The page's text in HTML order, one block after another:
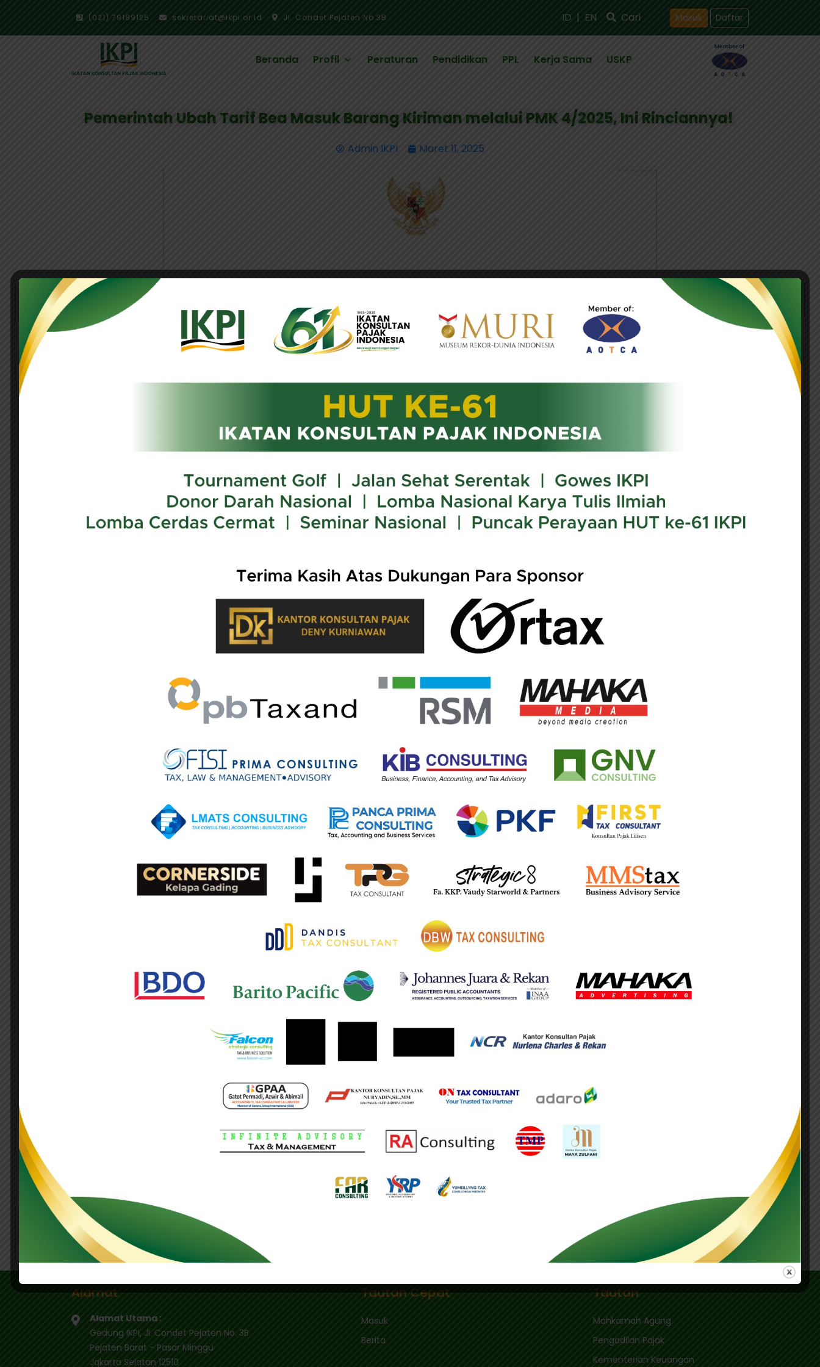
(021) 79189125 sekretariat@ikpi.or.id Jl. Condet Pejaten No.3B ID | EN Cari Masuk Daftar
Beranda Profil Peraturan Pendidikan PPL Kerja Sama USKP
Pemerintah Ubah Tarif Bea Masuk Barang Kiriman melalui PMK 4/2025, Ini Rinciannya!
Admin IKPI Maret 11, 2025
tarif most favored nation (MFN), sebagaimana diatur dalam PMK Nomor 96 Tahun 2023.
Sebelumnya, terdapat delapan jenis komoditas yang dikenakan tarif MFN, yaitu tas, buku, produk tekstil, sepatu, kosmetik, besi baja, sepeda,
dan jam tangan. Dengan adanya PMK 4/2025, tarif bea masuk untuk komoditas tersebut kini terbagi dalam tiga kelompok, yakni 0%, 15%, dan
25%.
• Buku (tidak berubah dari sebelumnya).
• Kosmetik (sebelumnya 10–15%).
• Besi baja (sebelumnya 0–20%).
• Jam tangan (sebelumnya 10%).
• Tas (sebelumnya 15–20%).
• Produk tekstil (sebelumnya 5–25%).
• Sepeda (sebelumnya 25–40%).
• Buku (HS Code: 4901 s.d. 4904) – Tarif PMK 96/2023: 0% – Tarif PMK 4/2025: 0%
• Jam Tangan (HS Code: 9101 dan 9102) – Tarif PMK 96/2023: 10% – Tarif PMK 4/2025: 15%
• Kosmetik (HS Code: 3303 s.d. 3307) – Tarif PMK 96/2023: 10–15% – Tarif PMK 4/2025: 15%
• Besi Baja (HS Code: 73) – Tarif PMK 96/2023: 0–20% – Tarif PMK 4/2025: 15%
• Produk Tekstil (HS Code: 61, 62, 63) – Tarif PMK 96/2023: 15–25% – Tarif PMK 4/2025: 25%
• Sepatu (HS Code: 64) – Tarif PMK 96/2023: 25–30% – Tarif PMK 4/2025: 25%
• Tas (HS Code: 4202) – Tarif PMK 96/2023: 15–20% – Tarif PMK 4/2025: 25%
• Sepeda (HS Code: 8711.60.92 s.d. 8711.60.95, 8711.60.99, dan 8712) – Tarif PMK 96/2023: 25–40% – Tarif PMK 4/2025: 25%
• Impor barang kiriman dengan nilai pabean melebihi FOB USD 3 hingga FOB USD 1500 dikenakan single tariff sebesar 7,5%.
Untuk barang kiriman di luar komoditas yang telah disebutkan, tarif bea masuk tetap mengacu pada tarif MFN yang diatur berdasarkan
Harmonized System Code (HS Code) dalam Buku Tarif Kepabeanan Indonesia 2022. (alf)
Tag Terkait:
Ini Rinciannya! Pemerintah Ubah Tarif Bea Masuk Barang Kiriman melalui PMK 4/2025
Alamat
Alamat Utama :
Gedung IKPI, Jl. Condet Pejaten No. 3B
Pejaten Barat - Pasar Minggu
Jakarta Selatan 12510
Tautan Cepat
Masuk
Berita
Tautan
Mahkamah Agung
Pengadilan Pajak
Kementerian Keuangan